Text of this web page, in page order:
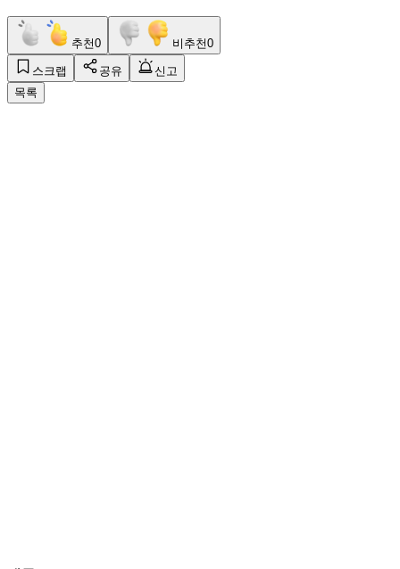
추천0 비추천0
스크랩 공유
신고
목록